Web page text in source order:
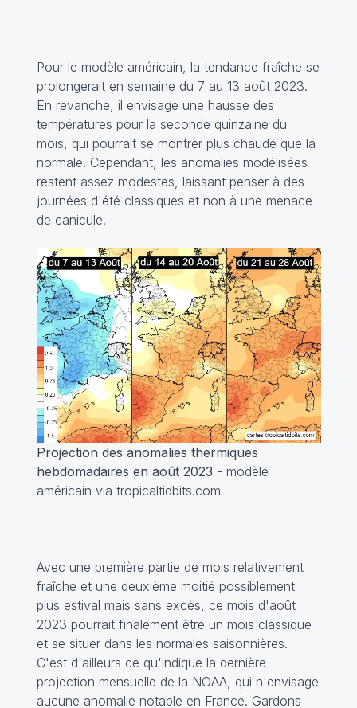
Pour le modèle américain, la tendance fraîche se
prolongerait en semaine du 7 au 13 août 2023.
En revanche, il envisage une hausse des
températures pour la seconde quinzaine du
mois, qui pourrait se montrer plus chaude que la
normale. Cependant, les anomalies modélisées
restent assez modestes, laissant penser à des
journées d'été classiques et non à une menace
de canicule.
Projection des anomalies thermiques
hebdomadaires en août 2023 - modèle
américain via tropicaltidbits.com
Avec une première partie de mois relativement
fraîche et une deuxième moitié possiblement
plus estival mais sans excès, ce mois d'août
2023 pourrait finalement être un mois classique
et se situer dans les normales saisonnières.
C'est d'ailleurs ce qu'indique la dernière
projection mensuelle de la NOAA, qui n'envisage
aucune anomalie notable en France. Gardons